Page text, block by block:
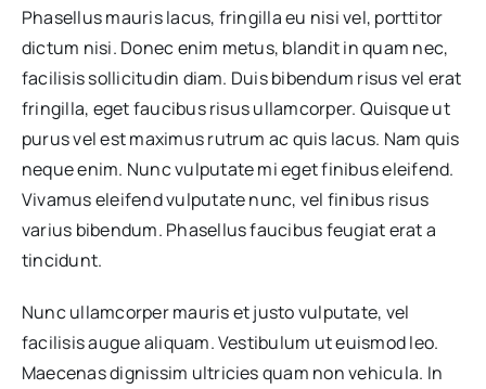
Phasellus mauris lacus, fringilla eu nisi vel, porttitor
dictum nisi. Donec enim metus, blandit in quam nec,
facilisis sollicitudin diam. Duis bibendum risus vel erat
fringilla, eget faucibus risus ullamcorper. Quisque ut
purus vel est maximus rutrum ac quis lacus. Nam quis
neque enim. Nunc vulputate mi eget finibus eleifend.
Vivamus eleifend vulputate nunc, vel finibus risus
varius bibendum. Phasellus faucibus feugiat erat a
tincidunt.
Nunc ullamcorper mauris et justo vulputate, vel
facilisis augue aliquam. Vestibulum ut euismod leo.
Maecenas dignissim ultricies quam non vehicula. In